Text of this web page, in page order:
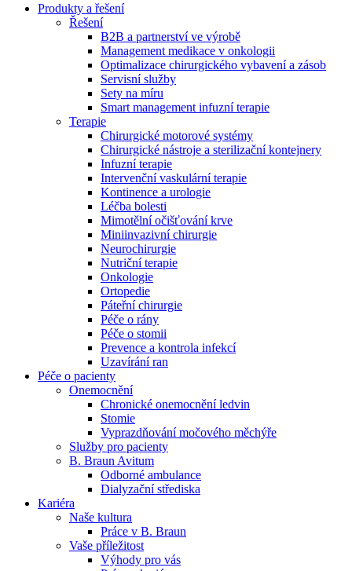
Produktový katalog​
Objevte naše produkty. Navštivte produktový katalog B.
Braun s našim kompletním produktovým portfoliem.
Odborné ambulance
Naše specializované ambulance jsou tu pro vás. Zvolte
specializaci a město, které potřebujete, a objednejte se do naší
ambulance.
Zůstaňte v dialogu s B. Braun. ​Kontaktujte nás.​
Produkty a řešení
Řešení
B2B a partnerství ve výrobě
Management medikace v onkologii
Optimalizace chirurgického vybavení a zásob
Servisní služby
Sety na míru
Smart management infuzní terapie​
Terapie
Chirurgické motorové systémy
Chirurgické nástroje a sterilizační kontejnery
Infuzní terapie
Intervenční vaskulární terapie
Kontinence a urologie
Léčba bolesti
Mimotělní očišťování krve
Miniinvazivní chirurgie
Neurochirurgie
Nutriční terapie
Onkologie
Ortopedie
Páteřní chirurgie
Péče o rány
Péče o stomii
Prevence a kontrola infekcí
Uzavírání ran
Péče o pacienty
Onemocnění
Chronické onemocnění ledvin
Stomie
Vyprazdňování močového měchýře
Služby pro pacienty
B. Braun Avitum
Odborné ambulance
Dialyzační střediska
Kariéra
Naše kultura
Práce v B. Braun
Vaše příležitost​
Výhody pro vás